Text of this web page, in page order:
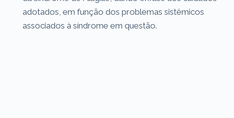
adotados, em função dos problemas sistêmicos
associados à síndrome em questão.